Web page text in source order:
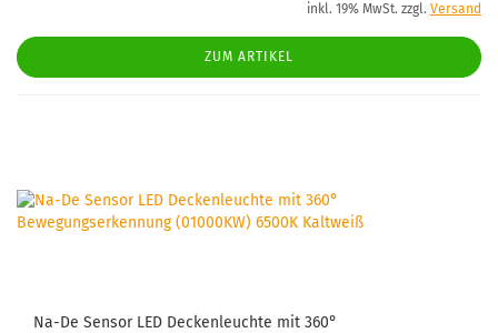
inkl. 19% MwSt. zzgl. Versand
ZUM ARTIKEL
Na-De Sensor LED Deckenleuchte mit 360°